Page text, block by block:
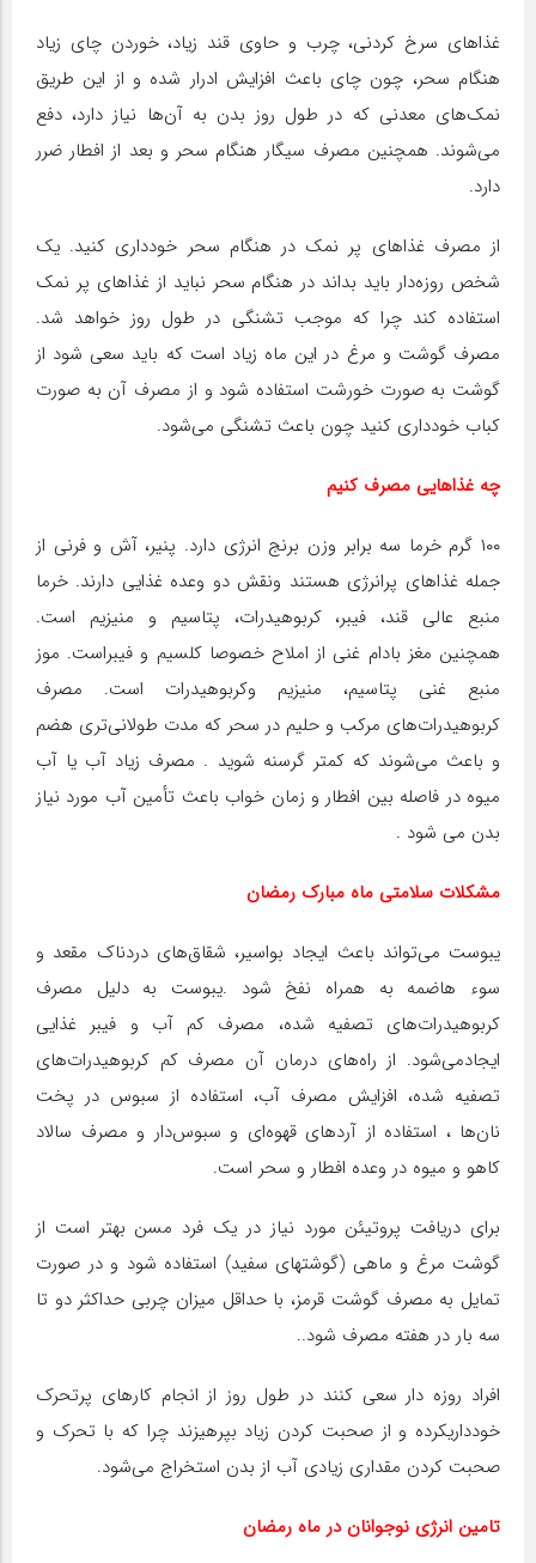
غذاهای سرخ کردنی، چرب و حاوی قند زیاد، خوردن چای زیاد
هنگام سحر، چون چای باعث افزایش ادرار شده و از این طریق
نمک‌های معدنی که در طول روز بدن به آن‌ها نیاز دارد، دفع
می‌شوند. همچنین مصرف سیگار هنگام سحر و بعد از افطار ضرر
دارد.
از مصرف غذاهای پر نمک در هنگام سحر خودداری کنید. یک
شخص روزه‌دار باید بداند در هنگام سحر نباید از غذاهای پر نمک
استفاده کند چرا که موجب تشنگی در طول روز خواهد شد.
مصرف گوشت و مرغ در این ماه زیاد است که باید سعی شود از
گوشت به صورت خورشت استفاده شود و از مصرف آن به صورت
کباب خودداری کنید چون باعث تشنگی می‌شود.
چه غذاهایی مصرف کنیم
۱۰۰ گرم خرما سه برابر وزن برنج انرژی دارد. پنیر، آش و فرنی از
جمله غذاهای پرانرژی هستند ونقش دو وعده غذایی دارند. خرما
منبع عالی قند، فیبر، کربوهیدرات، پتاسیم و منیزیم است.
همچنین مغز بادام غنی از املاح خصوصا کلسیم و فیبراست. موز
منبع غنی پتاسیم، منیزیم وکربوهیدرات است. مصرف
کربوهیدرات‌های مرکب و حلیم در سحر که مدت طولانی‌تری هضم
و باعث می‌شوند که کمتر گرسنه شوید . مصرف زیاد آب یا آب
میوه در فاصله بین افطار و زمان خواب باعث تأمین آب مورد نیاز
بدن می شود .
مشکلات سلامتی ماه مبارک رمضان
یبوست می‌تواند باعث ایجاد بواسیر، شقاق‌های دردناک مقعد و
سوء هاضمه به همراه نفخ شود .یبوست به دلیل مصرف
کربوهیدرات‌های تصفیه شده، مصرف کم آب و فیبر غذایی
ایجادمی‌شود. از راه‌های درمان آن مصرف کم کربوهیدرات‌های
تصفیه شده، افزایش مصرف آب، استفاده از سبوس در پخت
نان‌ها ، استفاده از آردهای قهوه‌ای و سبوس‌دار و مصرف سالاد
کاهو و میوه در وعده افطار و سحر است.
برای دریافت پروتیئن مورد نیاز در یک فرد مسن بهتر است از
گوشت مرغ و ماهی (گوشتهای سفید) استفاده شود و در صورت
تمایل به مصرف گوشت قرمز، با حداقل میزان چربی حداکثر دو تا
سه بار در هفته مصرف شود..
افراد روزه دار سعی کنند در طول روز از انجام کارهای پرتحرک
خودداریکرده و از صحبت کردن زیاد بپرهیزند چرا که با تحرک و
صحبت کردن مقداری زیادی آب از بدن استخراج می‌شود.
تامین انرژی نوجوانان در ماه رمضان